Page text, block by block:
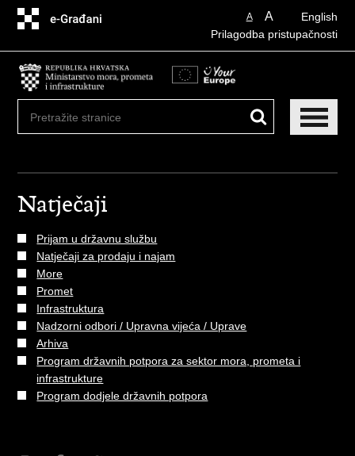
sadržaj
English
A A
Prilagodba pristupačnosti
Natječaji
Prijam u državnu službu
Natječaji za prodaju i najam
More
Promet
Infrastruktura
Nadzorni odbori / Upravna vijeća / Uprave
Arhiva
Program državnih potpora za sektor mora, prometa i
infrastrukture
Program dodjele državnih potpora